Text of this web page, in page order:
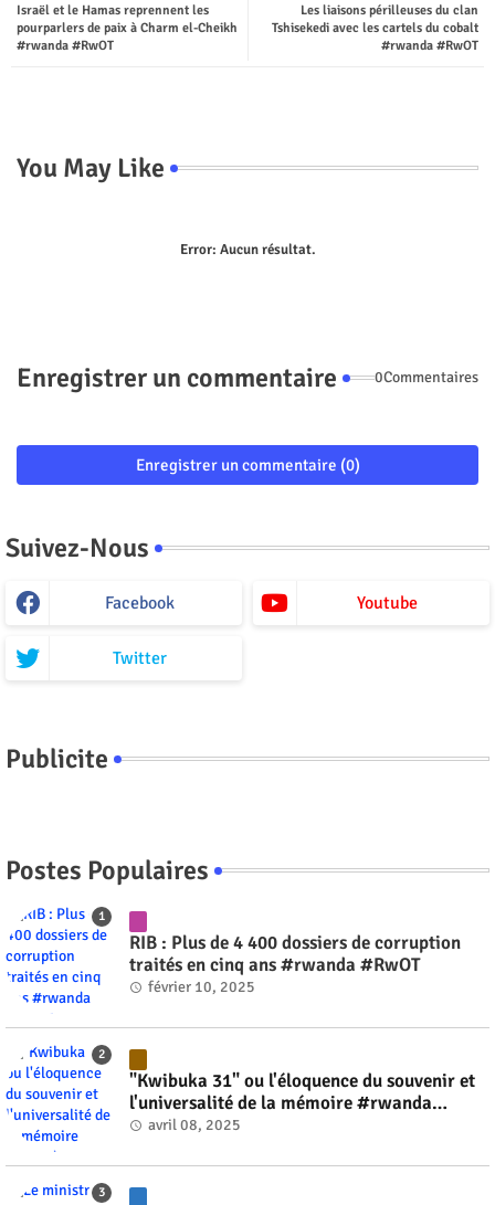
ter
Les liaisons périlleuses du clan
Tshisekedi avec les cartels du cobalt
#rwanda #RwOT
Israël et le Hamas reprennent les
pourparlers de paix à Charm el-Cheikh
#rwanda #RwOT
You May Like
Error: Aucun résultat.
Enregistrer un commentaire 0Commentaires
Enregistrer un commentaire (0)
Suivez-Nous
Facebook Youtube
Twitter
Publicite
Postes Populaires
RIB : Plus de 4 400 dossiers de corruption
traités en cinq ans #rwanda #RwOT
février 10, 2025
"Kwibuka 31" ou l'éloquence du souvenir et
l'universalité de la mémoire #rwanda
#RwOT
avril 08, 2025